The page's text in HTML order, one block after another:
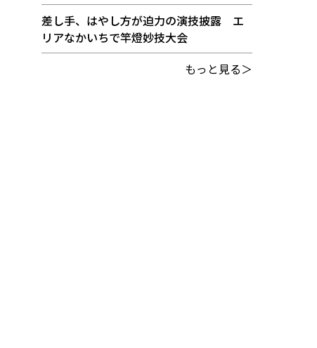
差し手、はやし方が迫力の演技披露 エ
リアなかいちで竿燈妙技大会
もっと見る＞